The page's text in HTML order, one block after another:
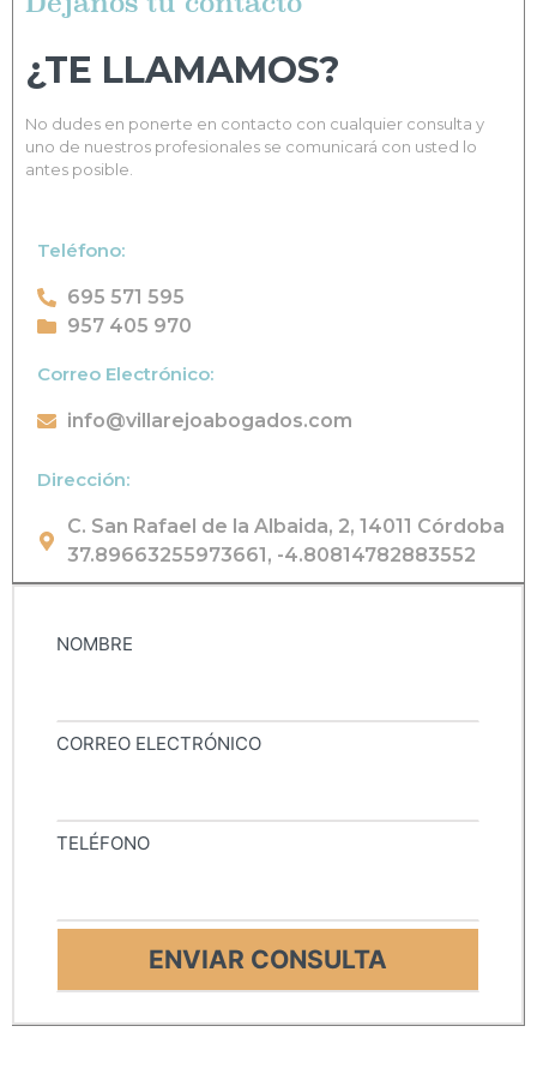
¿TE LLAMAMOS?
No dudes en ponerte en contacto con cualquier consulta y
uno de nuestros profesionales se comunicará con usted lo
antes posible.
Teléfono:
695 571 595
957 405 970
Correo Electrónico:
info@villarejoabogados.com
Dirección:
C. San Rafael de la Albaida, 2, 14011 Córdoba
37.89663255973661, -4.80814782883552
NOMBRE
CORREO ELECTRÓNICO
TELÉFONO